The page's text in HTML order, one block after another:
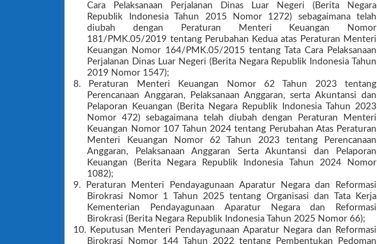
Cara Pelaksanaan Perjalanan Dinas Luar Negeri (Berita Negara
Republik Indonesia Tahun 2015 Nomor 1272) sebagaimana telah
diubah dengan Peraturan Menteri Keuangan Nomor
181/PMK.05/2019 tentang Perubahan Kedua atas Peraturan Menteri
Keuangan Nomor 164/PMK.05/2015 tentang Tata Cara Pelaksanaan
Perjalanan Dinas Luar Negeri (Berita Negara Republik Indonesia Tahun
2019 Nomor 1547);
8. Peraturan Menteri Keuangan Nomor 62 Tahun 2023 tentang
Perencanaan Anggaran, Pelaksanaan Anggaran, serta Akuntansi dan
Pelaporan Keuangan (Berita Negara Republik Indonesia Tahun 2023
Nomor 472) sebagaimana telah diubah dengan Peraturan Menteri
Keuangan Nomor 107 Tahun 2024 tentang Perubahan Atas Peraturan
Menteri Keuangan Nomor 62 Tahun 2023 tentang Perencanaan
Anggaran, Pelaksanaan Anggaran Serta Akuntansi dan Pelaporan
Keuangan (Berita Negara Republik Indonesia Tahun 2024 Nomor
1082);
9. Peraturan Menteri Pendayagunaan Aparatur Negara dan Reformasi
Birokrasi Nomor 1 Tahun 2025 tentang Organisasi dan Tata Kerja
Kementerian Pendayagunaan Aparatur Negara dan Reformasi
Birokrasi (Berita Negara Republik Indonesia Tahun 2025 Nomor 66);
10. Keputusan Menteri Pendayagunaan Aparatur Negara dan Reformasi
Birokrasi Nomor 144 Tahun 2022 tentang Pembentukan Pedoman